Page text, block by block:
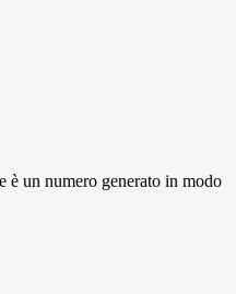
è un numero generato in modo